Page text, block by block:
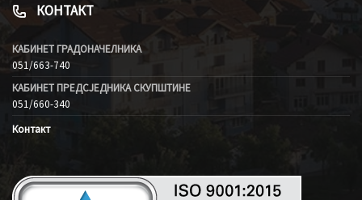
КОНТАКТ
КАБИНЕТ ГРАДОНАЧЕЛНИКА
051/663-740
КАБИНЕТ ПРЕДСЈЕДНИКА СКУПШТИНЕ
051/660-340
Контакт